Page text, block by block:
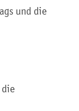
und die
die